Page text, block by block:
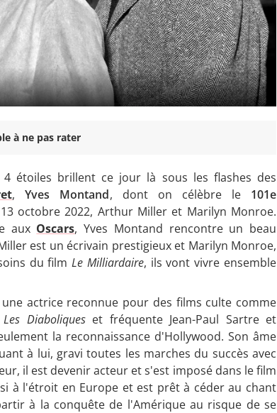
à ne pas rater
4 étoiles brillent ce jour là sous les flashes des
,Yves Montand, dont on célèbre le 101e
octobre 2022, Arthur Miller et Marilyn Monroe.
aux Oscars, Yves Montand rencontre un beau
est un écrivain prestigieux et Marilyn Monroe,
du filmLe Milliardaire, ils vont vivre ensemble
actrice reconnue pour des films culte comme
Les Diaboliqueset fréquente Jean-Paul Sartre et
la reconnaissance d'Hollywood. Son âme
à lui, gravi toutes les marches du succès avec
il est devenir acteur et s'est imposé dans le film
à l'étroit en Europe et est prêt à céder au chant
à la conquête de l'Amérique au risque de se